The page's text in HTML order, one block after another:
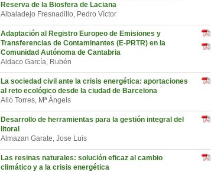
Reserva de la Biosfera de Laciana
Albaladejo Fresnadillo, Pedro Víctor
Adaptación al Registro Europeo de Emisiones y
Transferencias de Contaminantes (E-PRTR) en la
Comunidad Autónoma de Cantabria
Aldaco García, Rubén
La sociedad civil ante la crisis energética: aportaciones
al reto ecológico desde la ciudad de Barcelona
Alió Torres, Mª Àngels
Desarrollo de herramientas para la gestión integral del
litoral
Almazan Garate, Jose Luis
Las resinas naturales: solución eficaz al cambio
climático y a la crisis energética